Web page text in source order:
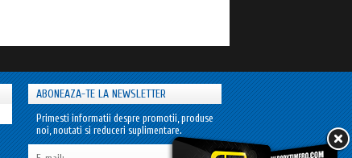
ABONEAZA-TE LA NEWSLETTER
Primesti informatii despre promotii, produse
noi, noutati si reduceri suplimentare.